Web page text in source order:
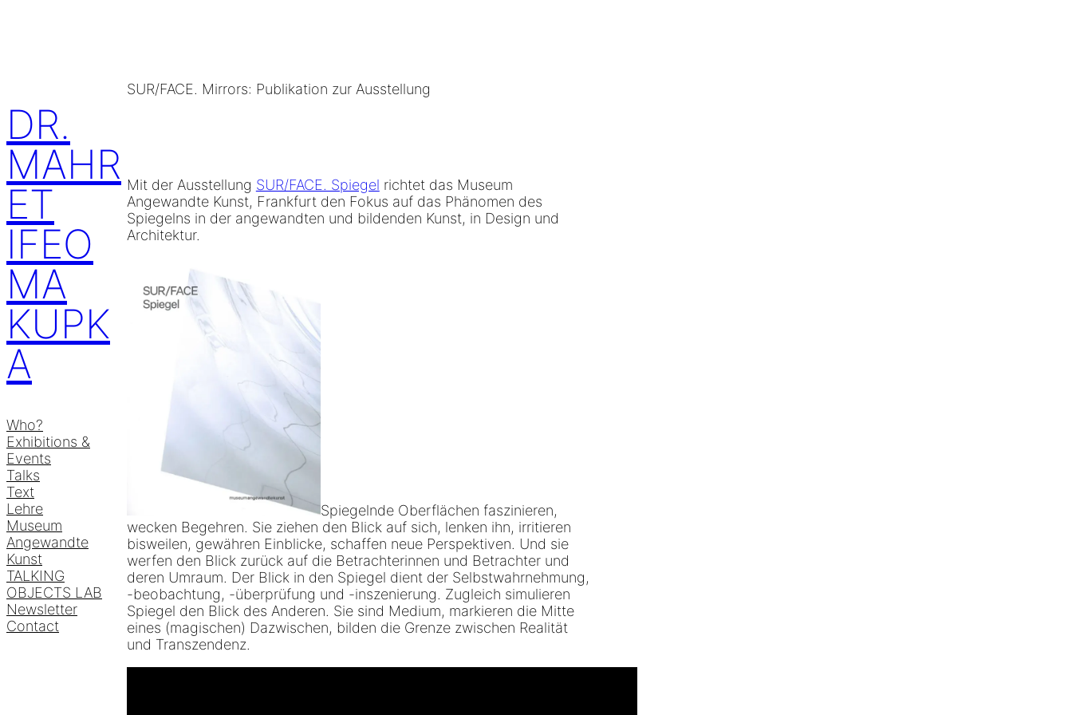
DR.
MAHR
ET
IFEO
MA
KUPK
A
Who?
Exhibitions &
Events
Talks
Text
Lehre
Museum
Angewandte
Kunst
TALKING
OBJECTS LAB
Newsletter
Contact
SUR/FACE. Mirrors: Publikation zur Ausstellung
Mit der Ausstellung SUR/FACE. Spiegel richtet das Museum
Angewandte Kunst, Frankfurt den Fokus auf das Phänomen des
Spiegelns in der angewandten und bildenden Kunst, in Design und
Architektur.
Spiegelnde Oberflächen faszinieren,
wecken Begehren. Sie ziehen den Blick auf sich, lenken ihn, irritieren
bisweilen, gewähren Einblicke, schaffen neue Perspektiven. Und sie
werfen den Blick zurück auf die Betrachterinnen und Betrachter und
deren Umraum. Der Blick in den Spiegel dient der Selbstwahrnehmung,
-beobachtung, -überprüfung und -inszenierung. Zugleich simulieren
Spiegel den Blick des Anderen. Sie sind Medium, markieren die Mitte
eines (magischen) Dazwischen, bilden die Grenze zwischen Realität
und Transzendenz.